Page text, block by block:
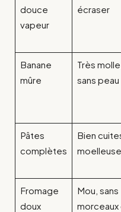
douce
vapeur
écraser
Banane
mûre
Très molle,
sans peau
Pâtes
complètes
Bien
moelleuse
Fromage
doux
Mou, sans
morceaux